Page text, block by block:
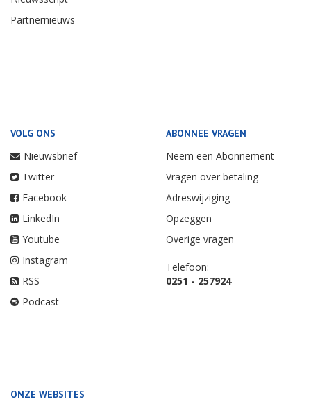
Partnernieuws
VOLG ONS
Nieuwsbrief
Twitter
Facebook
LinkedIn
Youtube
Instagram
RSS
Podcast
ABONNEE VRAGEN
Neem een Abonnement
Vragen over betaling
Adreswijziging
Opzeggen
Overige vragen
Telefoon:
0251 - 257924
ONZE WEBSITES